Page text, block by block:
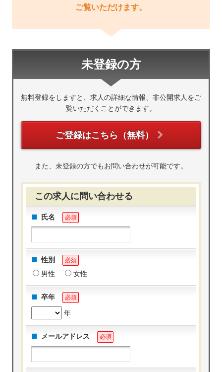
ご覧いただけます。
未登録の方
無料登録をしますと、求人の詳細な情報、非公開求人をご
覧いただくことができます。
ご登録はこちら（無料）
また、未登録の方でもお問い合わせが可能です。
この求人に問い合わせる
氏名 必須
性別 必須
男性 女性
卒年 必須
年
メールアドレス 必須